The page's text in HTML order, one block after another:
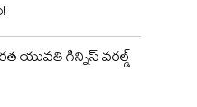
యువతి గిన్నిస్ వరల్డ్